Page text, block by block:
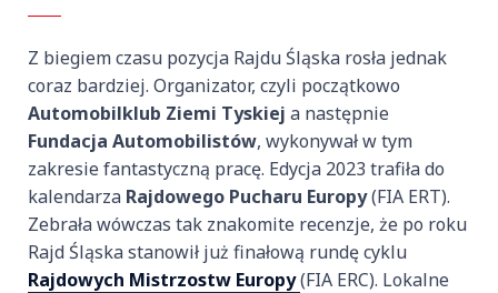
Z biegiem czasu pozycja Rajdu Śląska rosła jednak
coraz bardziej. Organizator, czyli początkowo
Automobilklub Ziemi Tyskiej a następnie
Fundacja Automobilistów, wykonywał w tym
zakresie fantastyczną pracę. Edycja 2023 trafiła do
kalendarza Rajdowego Pucharu Europy(FIA ERT).
Zebrała wówczas tak znakomite recenzje, że po roku
Rajd Śląska stanowił już finałową rundę cyklu
Rajdowych Mistrzostw Europy(FIA ERC). Lokalne